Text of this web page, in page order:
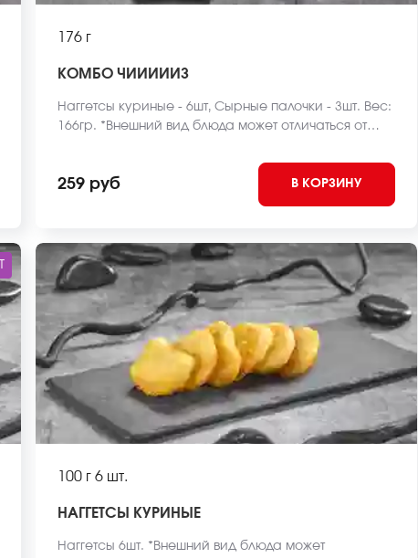
176 г
КОМБО ЧИИИИИЗ
Наггетсы куриные - 6шт, Сырные палочки - 3шт. Вес:
166гр. *Внешний вид блюда может отличаться от
259 руб В КОРЗИНУ
100 г 6 шт.
НАГГЕТСЫ КУРИНЫЕ
Наггетсы 6шт. *Внешний вид блюда может